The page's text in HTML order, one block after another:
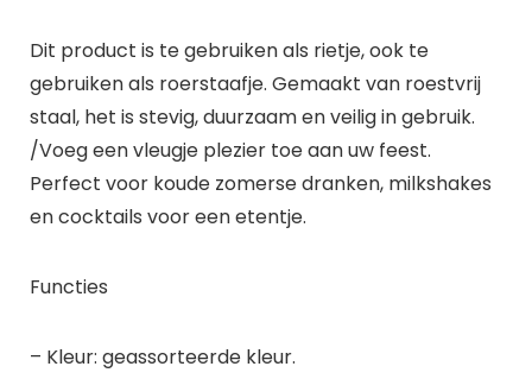
Dit product is te gebruiken als rietje, ook te
gebruiken als roerstaafje. Gemaakt van roestvrij
staal, het is stevig, duurzaam en veilig in gebruik.
/Voeg een vleugje plezier toe aan uw feest.
Perfect voor koude zomerse dranken, milkshakes
en cocktails voor een etentje.
Functies
– Kleur: geassorteerde kleur.